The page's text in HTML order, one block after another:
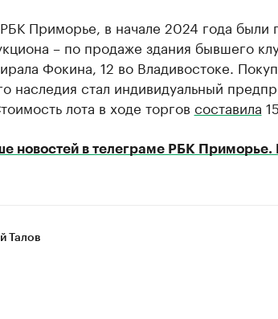
Приморье, в начале 2024 года были
– по продаже здания бывшего
Фокина, 12 во Владивостоке.
наследия стал индивидуальный
лота в ходе торгов составила
новостей в телеграме РБК Приморье.
Талов